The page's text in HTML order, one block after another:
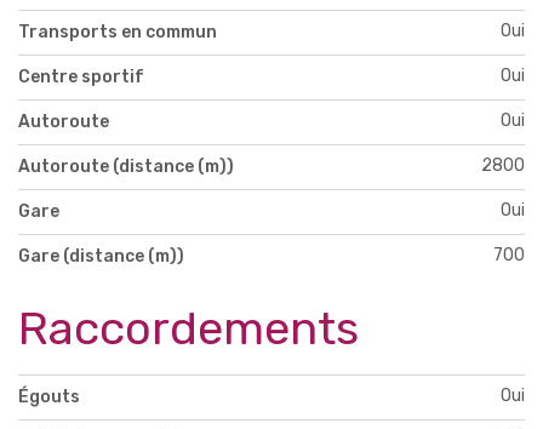
Transports en commun Oui
Centre sportif Oui
Autoroute Oui
Autoroute (distance (m)) 2800
Gare Oui
Gare (distance (m)) 700
Raccordements
Égouts Oui